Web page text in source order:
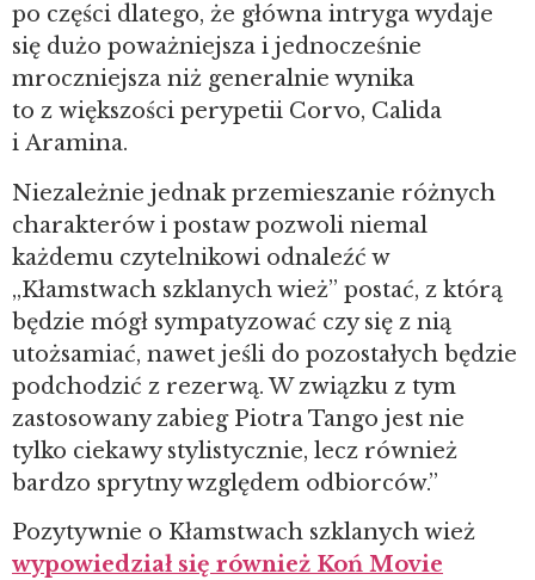
po części dlatego, że główna intryga wydaje
się dużo poważniejsza i jednocześnie
mroczniejsza niż generalnie wynika
to z większości perypetii Corvo, Calida
i Aramina.
Niezależnie jednak przemieszanie różnych
charakterów i postaw pozwoli niemal
każdemu czytelnikowi odnaleźć w
„Kłamstwach szklanych wież” postać, z którą
będzie mógł sympatyzować czy się z nią
utożsamiać, nawet jeśli do pozostałych będzie
podchodzić z rezerwą. W związku z tym
zastosowany zabieg Piotra Tango jest nie
tylko ciekawy stylistycznie, lecz również
bardzo sprytny względem odbiorców.”
Pozytywnie o Kłamstwach szklanych wież
wypowiedział się również Koń Movie